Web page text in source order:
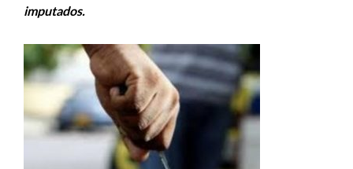
imputados.